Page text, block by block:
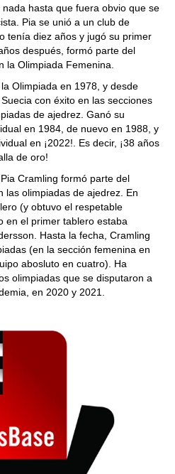
hasta que fuera obvio que se
Pia se unió a un club de
tenía diez años y jugó su primer
después, formó parte del
la Olimpiada Femenina.
Olimpiada en 1978, y desde
con éxito en las secciones
de ajedrez. Ganó su
en 1984, de nuevo en 1988, y
en ¡2022!. Es decir, ¡38 años
de oro!
Cramling formó parte del
las olimpiadas de ajedrez. En
(y obtuvo el respetable
en el primer tablero estaba
Hasta la fecha, Cramling
(en la sección femenina en
abosluto en cuatro). Ha
olimpiadas que se disputaron a
en 2020 y 2021.